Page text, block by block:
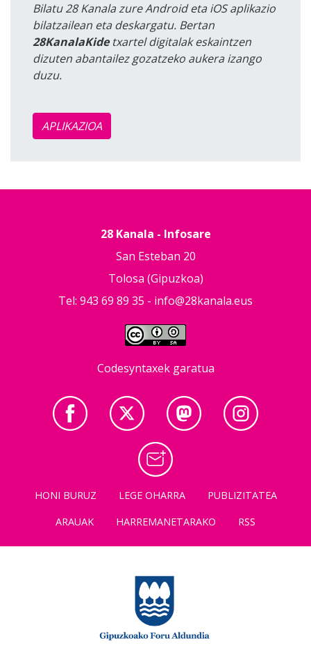
Bilatu 28 Kanala zure Android eta iOS aplikazio
bilatzailean eta deskargatu. Bertan
28KanalaKidetxartel digitalak eskaintzen
dizuten abantailez gozatzeko aukera izango
duzu.
APLIKAZIOA
28 Kanala - Infosare
San Esteban 20
Tolosa (Gipuzkoa)
Tel: 943 69 89 35 - info@28kanala.eus
Codesyntaxek garatua
HONI BURUZ LEGE OHARRA
PUBLIZITATEA
ARAUAK
HARREMANETARAKO RSS